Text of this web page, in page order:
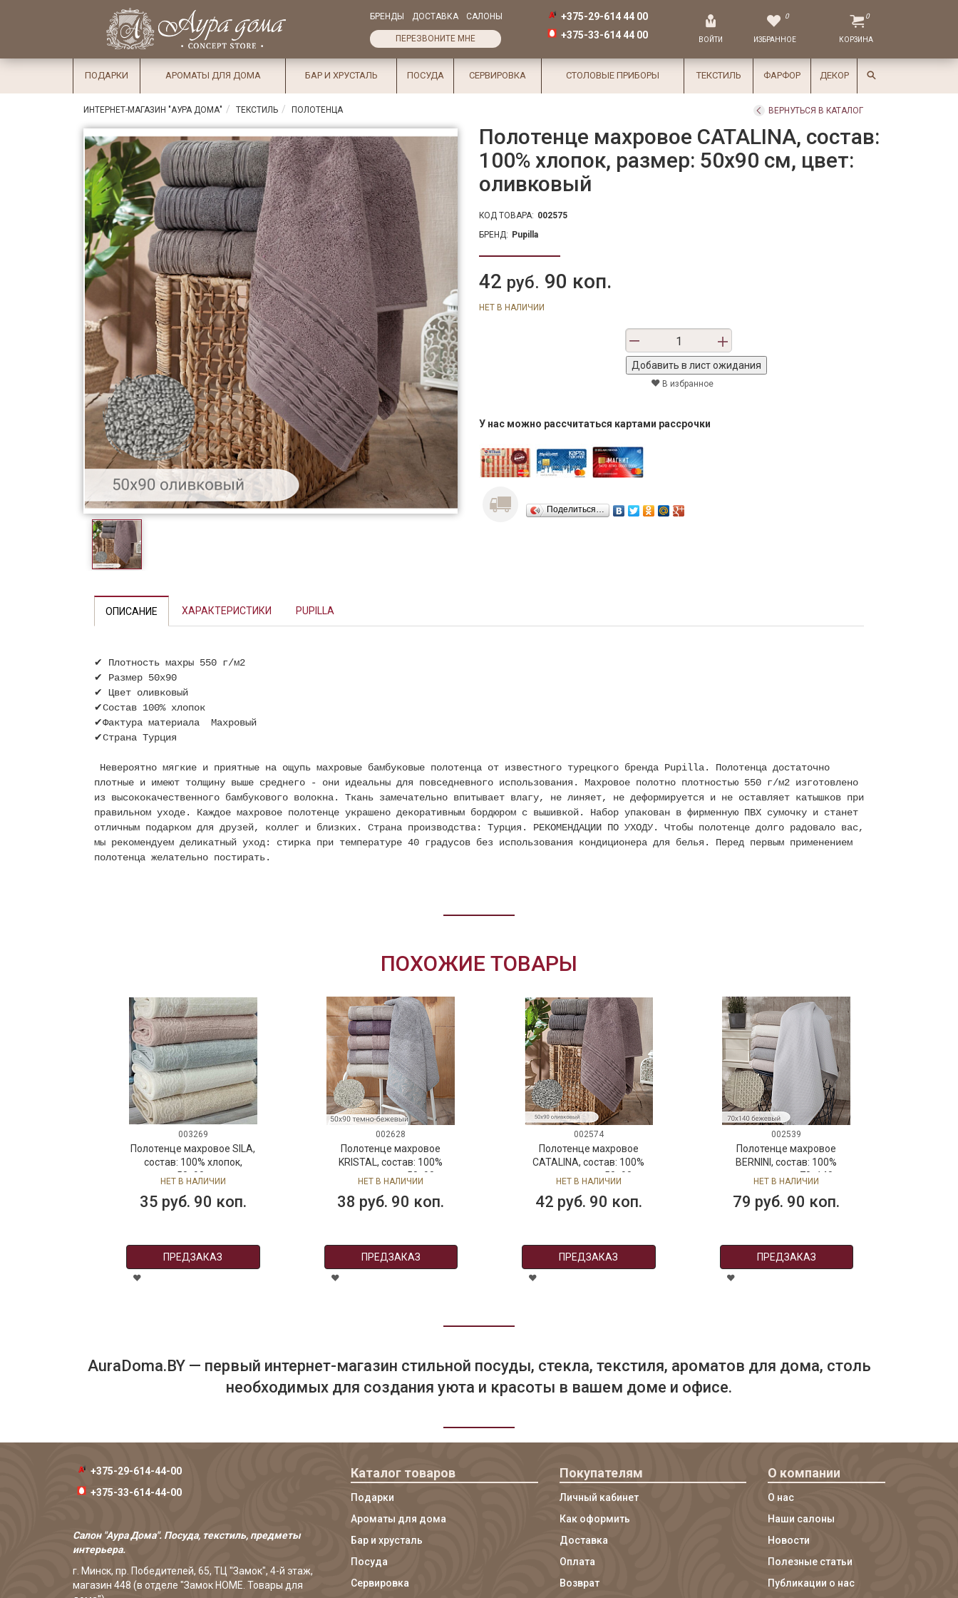
Избранное
×
СалоныДоставка
Оплата
Подарки
Ароматы
для дома
Сервировка
Столовые
Текстиль
БРЕНДЫ ДОСТАВКА САЛОНЫ
ПЕРЕЗВОНИТЕ МНЕ
+375-29-614 44 00
+375-33-614 44 00
ВОЙТИ
0
ИЗБРАННОЕ
0
КОРЗИНА
ПОДАРКИ АРОМАТЫ ДЛЯ ДОМА БАР И ХРУСТАЛЬ ПОСУДА СЕРВИРОВКА СТОЛОВЫЕ ПРИБОРЫ ТЕКСТИЛЬ ФАРФОР ДЕКОР
ИНТЕРНЕТ-МАГАЗИН "АУРА ДОМА" ТЕКСТИЛЬ ПОЛОТЕНЦА ВЕРНУТЬСЯ В КАТАЛОГ
Полотенце махровое CATALINA, состав:
100% хлопок, размер: 50х90 см, цвет:
оливковый
КОД ТОВАРА: 002575
БРЕНД: Pupilla
42 руб. 90 коп.
НЕТ В НАЛИЧИИ
В избранное
У нас можно рассчитаться картами рассрочки
Поделиться…
ОПИСАНИЕ ХАРАКТЕРИСТИКИ PUPILLA
✔ Плотность махры 550 г/м2
✔ Размер 50х90
✔ Цвет оливковый
✔Состав 100% хлопок
✔Фактура материала Махровый
✔Страна Турция
Невероятно мягкие и приятные на ощупь махровые бамбуковые полотенца от известного турецкого бренда Pupilla. Полотенца достаточно
плотные и имеют толщину выше среднего - они идеальны для повседневного использования. Махровое полотно плотностью 550 г/м2 изготовлено
из высококачественного бамбукового волокна. Ткань замечательно впитывает влагу, не линяет, не деформируется и не оставляет катышков при
правильном уходе. Каждое махровое полотенце украшено декоративным бордюром с вышивкой. Набор упакован в фирменную ПВХ сумочку и станет
отличным подарком для друзей, коллег и близких. Страна производства: Турция. РЕКОМЕНДАЦИИ ПО УХОДУ. Чтобы полотенце долго радовало вас,
мы рекомендуем деликатный уход: стирка при температуре 40 градусов без использования кондиционера для белья. Перед первым применением
полотенца желательно постирать.
ПОХОЖИЕ ТОВАРЫ
003269
Полотенце махровое SILA,
состав: 100% хлопок,
размер: 50х90 см, цвет:
НЕТ В НАЛИЧИИ
35 руб. 90 коп.
ПРЕДЗАКАЗ
002628
Полотенце махровое
KRISTAL, состав: 100%
хлопок, размер: 50х90 см,
НЕТ В НАЛИЧИИ
38 руб. 90 коп.
ПРЕДЗАКАЗ
002574
Полотенце махровое
CATALINA, состав: 100%
хлопок, размер: 50х90 см,
НЕТ В НАЛИЧИИ
42 руб. 90 коп.
ПРЕДЗАКАЗ
002539
Полотенце махровое
BERNINI, состав: 100%
хлопок, размер: 70х140 см,
НЕТ В НАЛИЧИИ
79 руб. 90 коп.
ПРЕДЗАКАЗ
AuraDoma.BY — первый интернет-магазин стильной посуды, стекла, текстиля, ароматов для дома, столь
необходимых для создания уюта и красоты в вашем доме и офисе.
+375-29-614-44-00
+375-33-614-44-00
Салон "Аура Дома". Посуда, текстиль, предметы
интерьера.
г. Минск, пр. Победителей, 65, ТЦ "Замок", 4-й этаж,
магазин 448 (в отделе "Замок HOME. Товары для
Каталог товаров
Подарки
Ароматы для дома
Бар и хрусталь
Посуда
Сервировка
Покупателям
Личный кабинет
Как оформить
Доставка
Оплата
Возврат
О компании
О нас
Наши салоны
Новости
Полезные статьи
Публикации о нас